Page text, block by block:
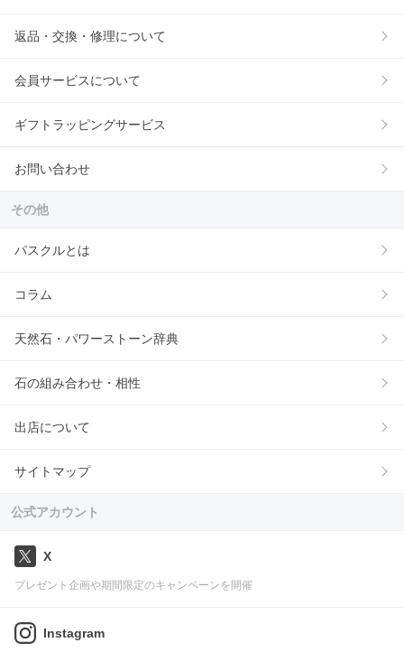
返品・交換・修理について
会員サービスについて
ギフトラッピングサービス
お問い合わせ
その他
パスクルとは
コラム
天然石・パワーストーン辞典
石の組み合わせ・相性
出店について
サイトマップ
公式アカウント
X
プレゼント企画や期間限定のキャンペーンを開催
Instagram